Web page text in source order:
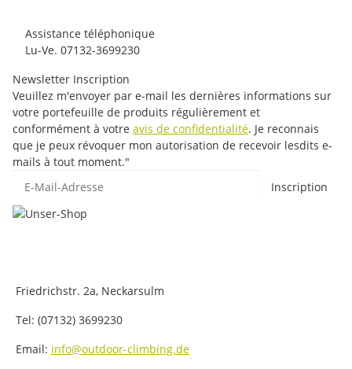
Assistance téléphonique
Lu-Ve. 07132-3699230
Newsletter Inscription
Veuillez m'envoyer par e-mail les dernières informations sur
votre portefeuille de produits régulièrement et
conformément à votre avis de confidentialité. Je reconnais
que je peux révoquer mon autorisation de recevoir lesdits e-
mails à tout moment."
Inscription
Friedrichstr. 2a, Neckarsulm
Tel: (07132) 3699230
Email: info@outdoor-climbing.de